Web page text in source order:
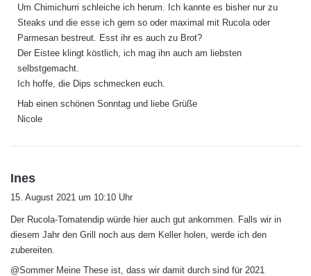
:
Um Chimichurri schleiche ich herum. Ich kannte es bisher nur zu
Steaks und die esse ich gern so oder maximal mit Rucola oder
Parmesan bestreut. Esst ihr es auch zu Brot?
Der Eistee klingt köstlich, ich mag ihn auch am liebsten
selbstgemacht.
Ich hoffe, die Dips schmecken euch.
Hab einen schönen Sonntag und liebe Grüße
Nicole
Ines
t
:
15. August 2021 um 10:10 Uhr
Der Rucola-Tomatendip würde hier auch gut ankommen. Falls wir in
diesem Jahr den Grill noch aus dem Keller holen, werde ich den
zubereiten.
@Sommer Meine These ist, dass wir damit durch sind für 2021